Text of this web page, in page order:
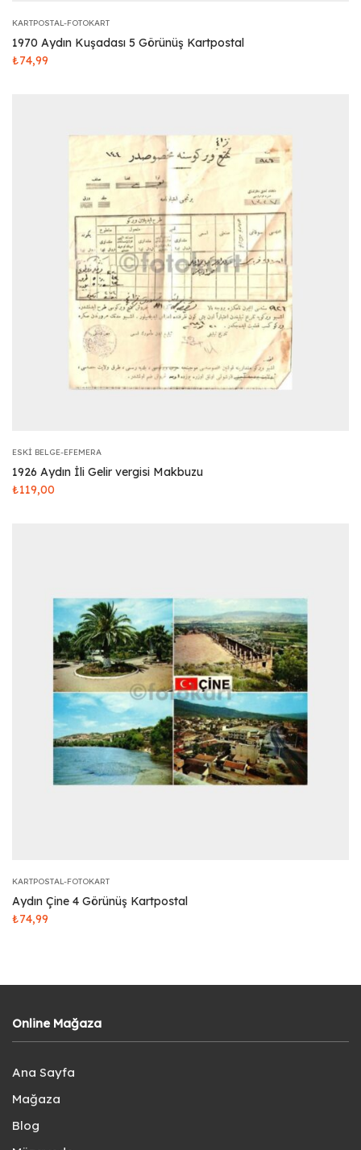
KARTPOSTAL-FOTOKART
1970 Aydın Kuşadası 5 Görünüş Kartpostal
₺74,99
ESKI BELGE-EFEMERA
1926 Aydın İli Gelir vergisi Makbuzu
₺119,00
KARTPOSTAL-FOTOKART
Aydın Çine 4 Görünüş Kartpostal
₺74,99
Online Mağaza
Ana Sayfa
Mağaza
Blog